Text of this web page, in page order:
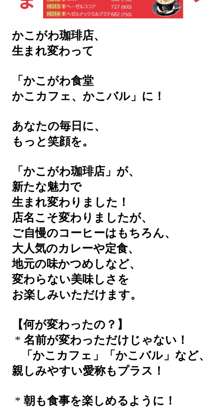
かこがわ珈琲店、
生まれ変わって
「かこがわ食堂
かこカフェ、かこバル」に！
あなたの毎日に、
もっと笑顔を。
「かこがわ珈琲店」が、
新たな魅力で
生まれ変わりました！
店名こそ変わりましたが、
ご自慢のコーヒーはもちろん、
大人気のカレーや定食、
地元の味かつめしなど、
変わらない美味しさを
お楽しみいただけます。
【何が変わったの？】
* 名前が変わっただけじゃない！
「かこカフェ」「かこバル」など、
親しみやすい愛称もプラス！
* 朝も食事を楽しめるように！